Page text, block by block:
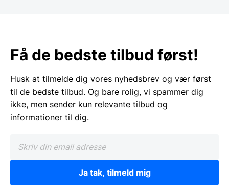
Få de bedste tilbud først!
Husk at tilmelde dig vores nyhedsbrev og vær først
til de bedste tilbud. Og bare rolig, vi spammer dig
ikke, men sender kun relevante tilbud og
informationer til dig.
Ja tak, tilmeld mig